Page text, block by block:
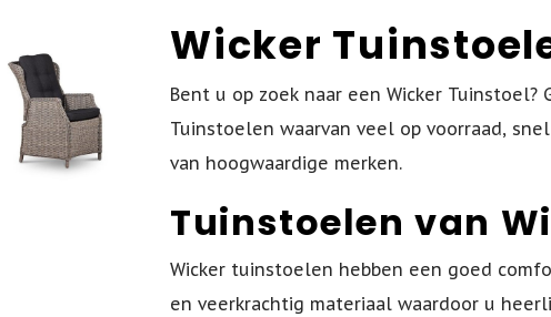
Wicker
Bent u op zoek naar een Wicker
Tuinstoelen waarvan veel op voorraad,
van hoogwaardige merken.
Tuinstoelen van
Wicker tuinstoelen hebben een goed
en veerkrachtig materiaal waardoor u